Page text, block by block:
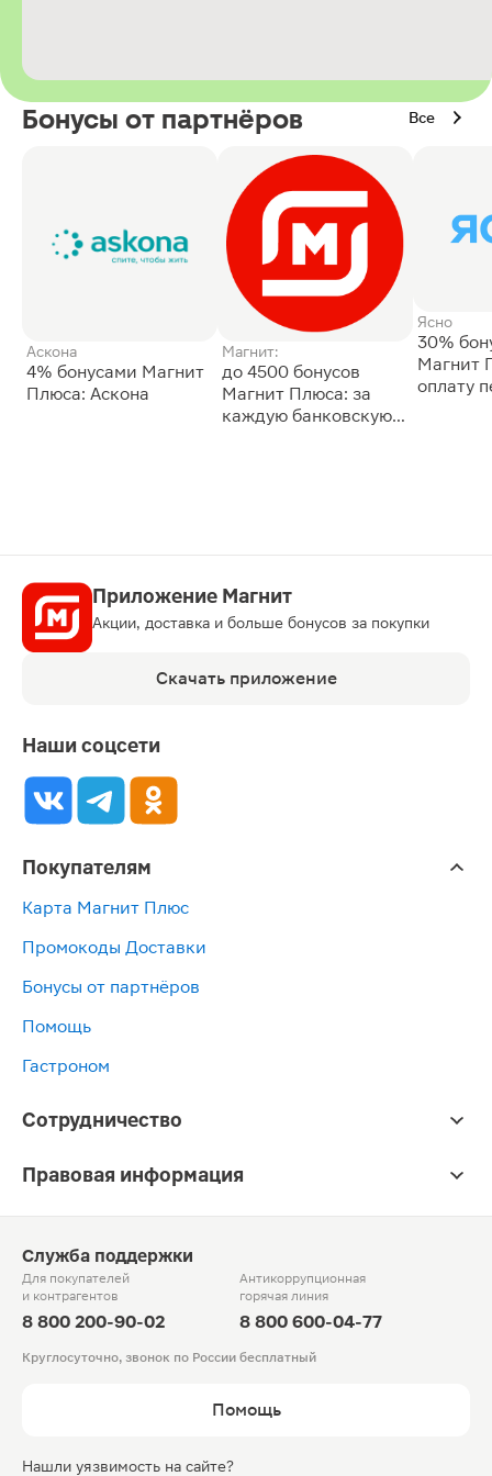
Бонусы от партнёров Все
Аскона
4% бонусами Магнит
Плюса: Аскона
Магнит:
до 4500 бонусов
Магнит Плюса: за
каждую банковскую
Ясно
30%
Магнит
оплату
Приложение Магнит
Акции, доставка и больше бонусов за покупки
Скачать приложение
Наши соцсети
Покупателям
Карта Магнит Плюс
Промокоды Доставки
Бонусы от партнёров
Помощь
Гастроном
Сотрудничество
Правовая информация
Служба поддержки
Для покупателей
и контрагентов
8 800 200-90-02
Антикоррупционная
горячая линия
8 800 600-04-77
Круглосуточно, звонок по России бесплатный
Помощь
Нашли уязвимость на сайте?